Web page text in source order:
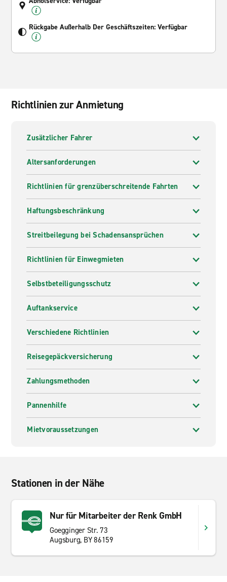
Rückgabe Außerhalb Der Geschäftszeiten: Verfügbar
Richtlinien zur Anmietung
Zusätzlicher Fahrer
Altersanforderungen
Richtlinien für grenzüberschreitende Fahrten
Haftungsbeschränkung
Streitbeilegung bei Schadensansprüchen
Richtlinien für Einwegmieten
Selbstbeteiligungsschutz
Auftankservice
Verschiedene Richtlinien
Reisegepäckversicherung
Zahlungsmethoden
Pannenhilfe
Mietvoraussetzungen
Stationen in der Nähe
Nur für Mitarbeiter der Renk GmbH
Goegginger Str. 73
Augsburg, BY 86159